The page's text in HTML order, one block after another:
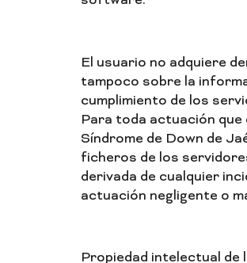
El usuario no adquiere
tampoco sobre la
cumplimiento de los
Para toda actuación
Síndrome de Down de
ficheros de los
derivada de cualquier
actuación negligente o
Propiedad intelectual de